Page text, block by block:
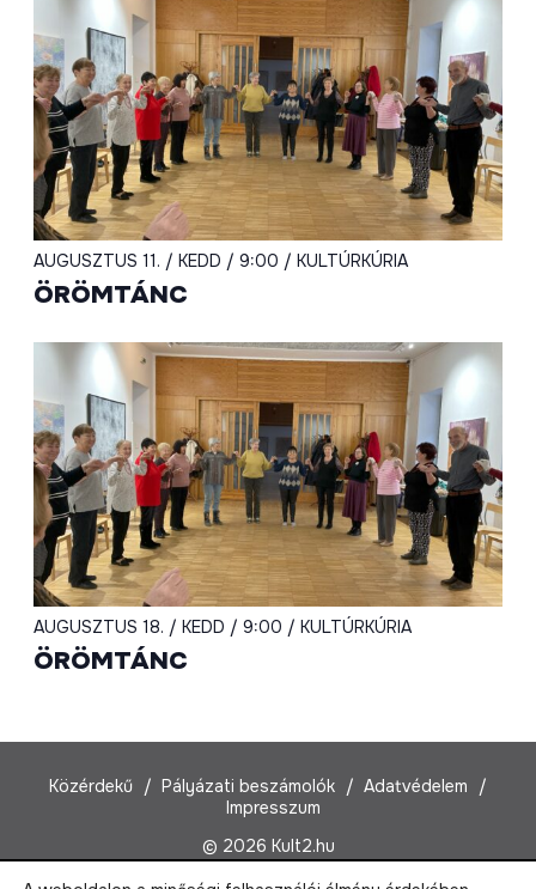
AUGUSZTUS 11. / KEDD / 9:00 / KULTÚRKÚRIA
ÖRÖMTÁNC
AUGUSZTUS 18. / KEDD / 9:00 / KULTÚRKÚRIA
ÖRÖMTÁNC
Közérdekű Pályázati beszámolók
Adatvédelem
Impresszum
© 2026 Kult2.hu